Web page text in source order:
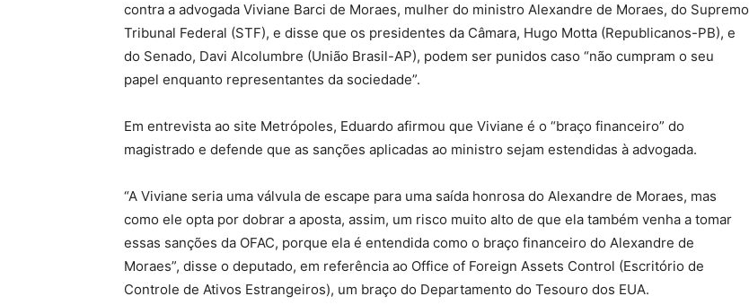
contra a advogada Viviane Barci de Moraes, mulher do ministro Alexandre de Moraes, do Supremo
Tribunal Federal (STF), e disse que os presidentes da Câmara, Hugo Motta (Republicanos-PB), e
do Senado, Davi Alcolumbre (União Brasil-AP), podem ser punidos caso “não cumpram o seu
papel enquanto representantes da sociedade”.
Em entrevista ao site Metrópoles, Eduardo afirmou que Viviane é o “braço financeiro” do
magistrado e defende que as sanções aplicadas ao ministro sejam estendidas à advogada.
“A Viviane seria uma válvula de escape para uma saída honrosa do Alexandre de Moraes, mas
como ele opta por dobrar a aposta, assim, um risco muito alto de que ela também venha a tomar
essas sanções da OFAC, porque ela é entendida como o braço financeiro do Alexandre de
Moraes”, disse o deputado, em referência ao Office of Foreign Assets Control (Escritório de
Controle de Ativos Estrangeiros), um braço do Departamento do Tesouro dos EUA.